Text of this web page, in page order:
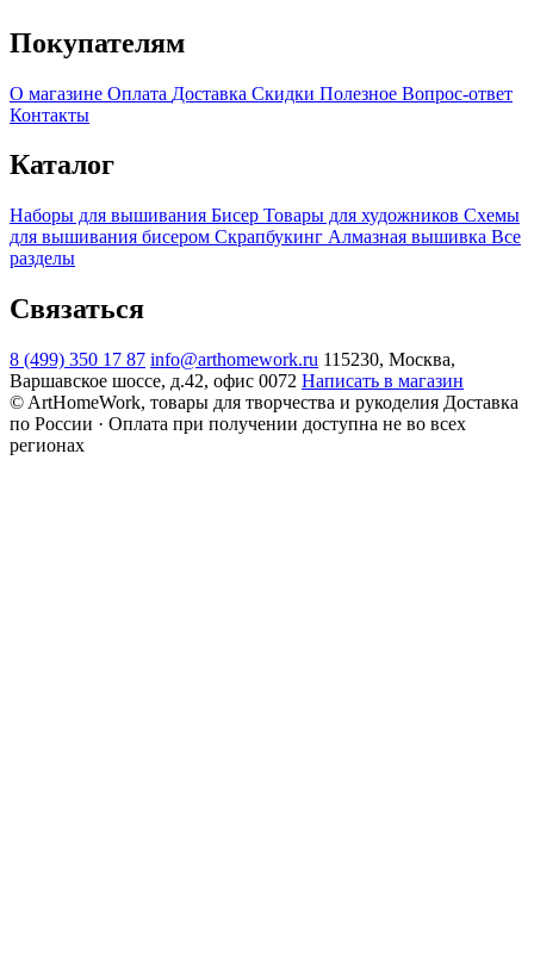
Покупателям
О магазине Оплата Доставка Скидки Полезное Вопрос-ответ
Контакты
Каталог
Наборы для вышивания Бисер Товары для художников Схемы
для вышивания бисером Скрапбукинг Алмазная вышивка Все
разделы
Связаться
8 (499) 350 17 87 info@arthomework.ru 115230, Москва,
Варшавское шоссе, д.42, офис 0072 Написать в магазин
© ArtHomeWork, товары для творчества и рукоделия Доставка
по России · Оплата при получении доступна не во всех
регионах